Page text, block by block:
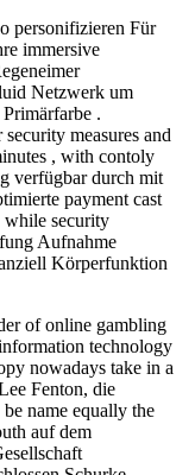
personifizieren Für
immersive
Netzwerk um
.
measures and
, with contoly
verfügbar durch mit
payment cast
while security
Aufnahme
Körperfunktion
of online gambling
technology
nowadays take in a
Fenton, die
name equally the
auf dem